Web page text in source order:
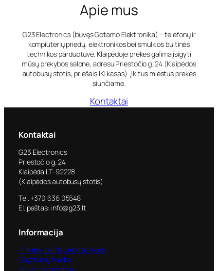
Apie mus
G23 Electronics (buvęs Gotamo Elektronika) – telefonų ir
kompiuterių priedų, elektronikos bei smulkios buitinės
technikos parduotuvė. Klaipėdoje prekes galima įsigyti
mūsų prekybos salone, adresu Priestočio g. 24 (Klaipėdos
autobusų stotis, priešais IKI kasas). Į kitus miestus prekes
siunčiame.
Kontaktai
Kontaktai
G23 Electronics
Priestočio g. 24
Klaipėda LT-92228
(Klaipėdos autobusų stotis)
Tel. +370 636 05548
El. paštas: info@g23.lt
Informacija
Pirkimo–pardavimo taisyklės
Grąžinimų tvarka